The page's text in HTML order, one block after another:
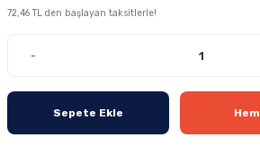
72,46 TL den başlayan taksitlerle!
-
Sepete Ekle